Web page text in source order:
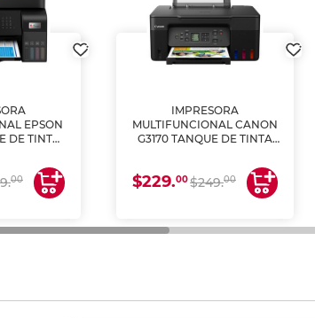
EPSON
DE TINTA
00
IMPRESORA
MULTIFUNCIONAL CANON
G3170 TANQUE DE TINTA
$229.00$249.00